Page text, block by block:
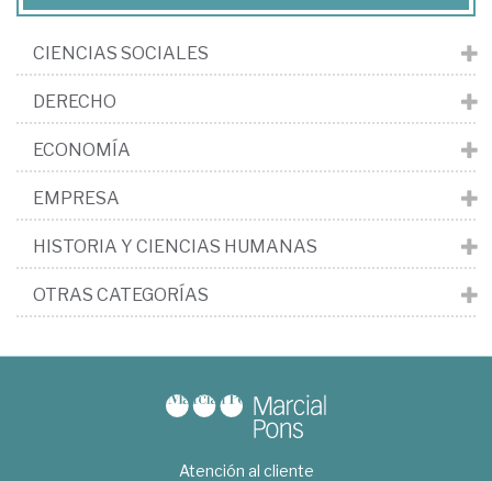
CIENCIAS SOCIALES
DERECHO
ECONOMÍA
EMPRESA
HISTORIA Y CIENCIAS HUMANAS
OTRAS CATEGORÍAS
Atención al cliente